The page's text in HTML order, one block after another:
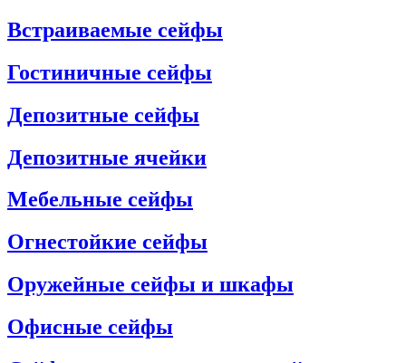
Встраиваемые сейфы
Гостиничные сейфы
Депозитные сейфы
Депозитные ячейки
Мебельные сейфы
Огнестойкие сейфы
Оружейные сейфы и шкафы
Офисные сейфы